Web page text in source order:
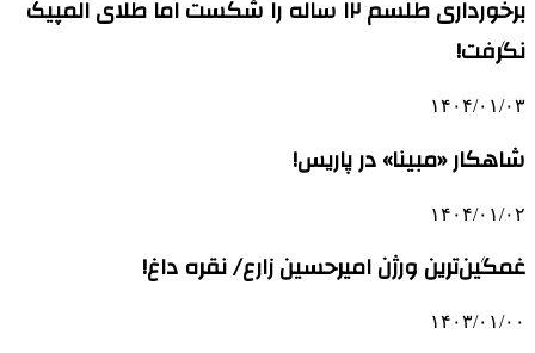
برخورداری طلسم ۱۲ ساله را شکست اما طلای المپیک
نگرفت!
۱۴۰۴/۰۱/۰۳
شاهکار «مبینا» در پاریس!
۱۴۰۴/۰۱/۰۲
غمگین‌ترین ورژن امیرحسین زارع/ نقره داغ!
۱۴۰۳/۰۱/۰۰